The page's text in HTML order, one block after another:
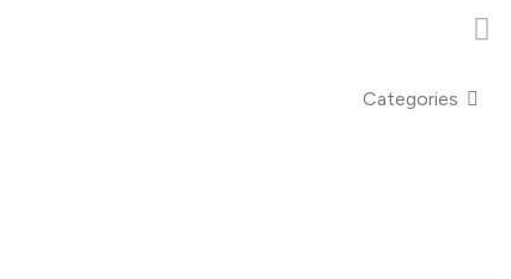
Categories